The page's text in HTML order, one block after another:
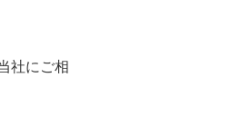
社にご相